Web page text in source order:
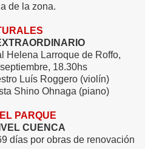
de la zona.
Helena Larroque de Roffo,
18.30hs
Luís Roggero (violín)
Shino Ohnaga (piano)
PARQUE
CUENCA
días por obras de renovación